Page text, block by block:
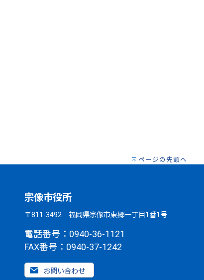
ページの先頭へ
宗像市役所
〒811-3492 福岡県宗像市東郷一丁目1番1号
電話番号：0940-36-1121
FAX番号：0940-37-1242
お問い合わせ